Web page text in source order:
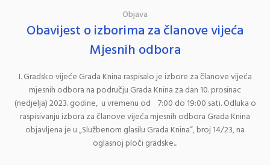
Objava
Obavijest o izborima za članove vijeća
Mjesnih odbora
I. Gradsko vijeće Grada Knina raspisalo je izbore za članove vijeća
mjesnih odbora na području Grada Knina za dan 10. prosinac
(nedjelja) 2023. godine, u vremenu od 7:00 do 19:00 sati. Odluka o
raspisivanju izbora za članove vijeća mjesnih odbora Grada Knina
objavljena je u „Službenom glasilu Grada Knina“, broj 14/23, na
oglasnoj ploči gradske...